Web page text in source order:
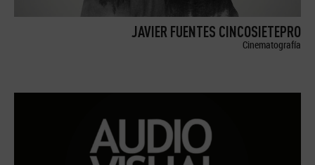
JAVIER FUENTES CINCOSIETEPRO
Cinematografía